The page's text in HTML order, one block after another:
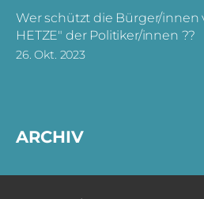
Wer schützt die Bürger/innen
HETZE" der Politiker/innen ??
26. Okt. 2023
ARCHIV